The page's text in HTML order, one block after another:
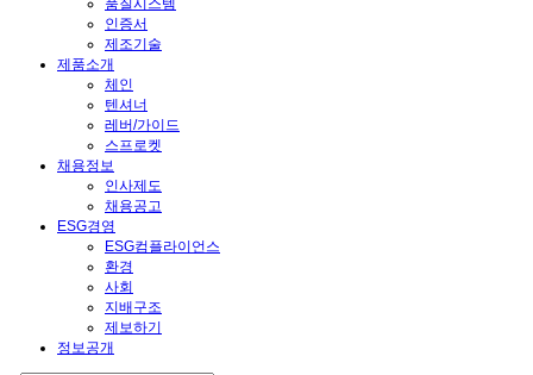
품질시스템
인증서
제조기술
제품소개
체인
텐셔너
레버/가이드
스프로켓
채용정보
인사제도
채용공고
ESG경영
ESG컴플라이언스
환경
사회
지배구조
제보하기
정보공개